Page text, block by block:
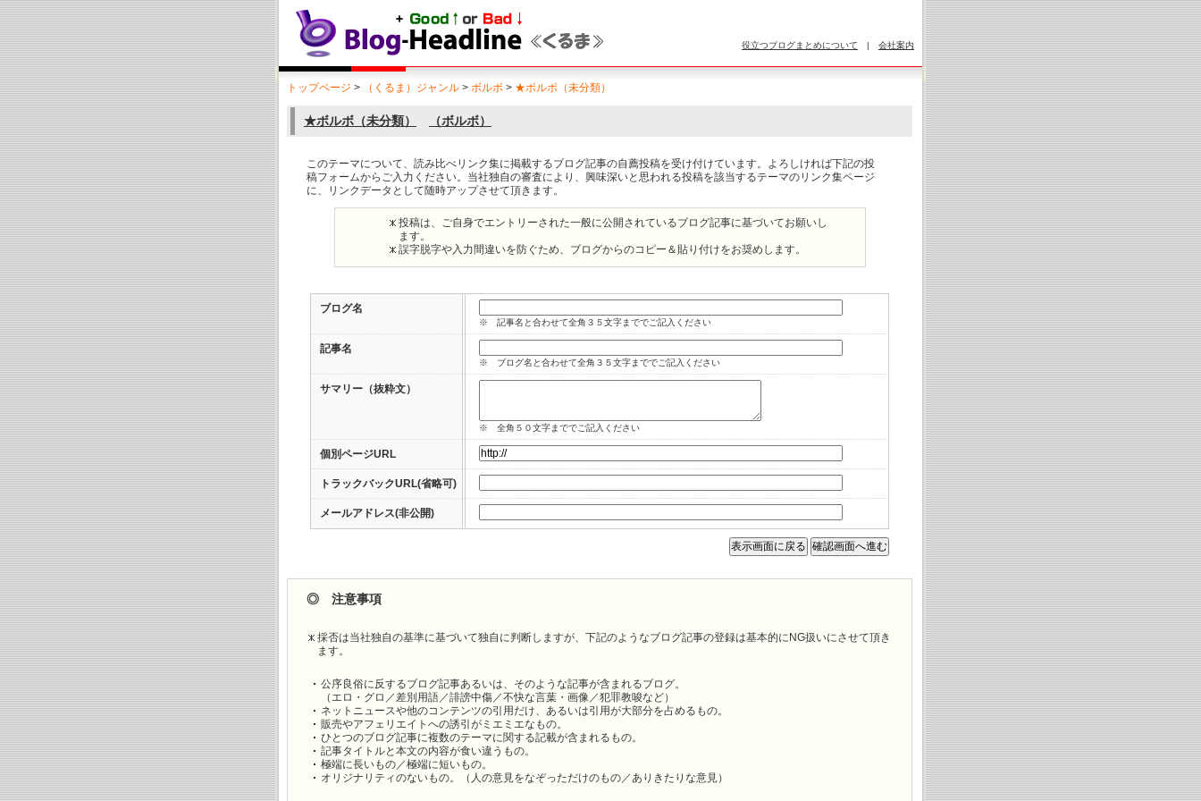
役立つブログまとめについて | 会社案内
トップページ > （くるま）ジャンル > ボルボ > ★ボルボ（未分類）
★ボルボ（未分類） （ボルボ）
このテーマについて、読み比べリンク集に掲載するブログ記事の自薦投稿を受け付けています。よろしければ下記の投
稿フォームからご入力ください。当社独自の審査により、興味深いと思われる投稿を該当するテーマのリンク集ページ
に、リンクデータとして随時アップさせて頂きます。
投稿は、ご自身でエントリーされた一般に公開されているブログ記事に基づいてお願いし
ます。
誤字脱字や入力間違いを防ぐため、ブログからのコピー＆貼り付けをお奨めします。
ブログ名
※ 記事名と合わせて全角３５文字まででご記入ください
記事名
※ ブログ名と合わせて全角３５文字まででご記入ください
サマリー（抜粋文）
※ 全角５０文字まででご記入ください
個別ページURL
トラックバックURL(省略可)
メールアドレス(非公開)
◎ 注意事項
採否は当社独自の基準に基づいて独自に判断しますが、下記のようなブログ記事の登録は基本的にNG扱いにさせて頂き
ます。
公序良俗に反するブログ記事あるいは、そのような記事が含まれるブログ。
（エロ・グロ／差別用語／誹謗中傷／不快な言葉・画像／犯罪教唆など）
ネットニュースや他のコンテンツの引用だけ、あるいは引用が大部分を占めるもの。
販売やアフェリエイトへの誘引がミエミエなもの。
ひとつのブログ記事に複数のテーマに関する記載が含まれるもの。
記事タイトルと本文の内容が食い違うもの。
極端に長いもの／極端に短いもの。
オリジナリティのないもの。（人の意見をなぞっただけのもの／ありきたりな意見）